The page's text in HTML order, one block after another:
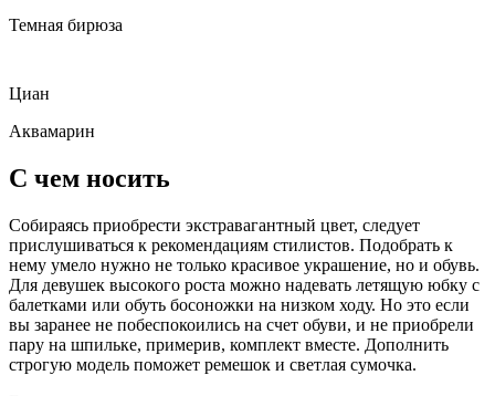
Темная бирюза
Циан
Аквамарин
С чем носить
Собираясь приобрести экстравагантный цвет, следует
прислушиваться к рекомендациям стилистов. Подобрать к
нему умело нужно не только красивое украшение, но и обувь.
Для девушек высокого роста можно надевать летящую юбку с
балетками или обуть босоножки на низком ходу. Но это если
вы заранее не побеспокоились на счет обуви, и не приобрели
пару на шпильке, примерив, комплект вместе. Дополнить
строгую модель поможет ремешок и светлая сумочка.